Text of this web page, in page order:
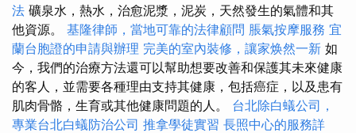
法 礦泉水，熱水，治愈泥漿，泥炭，天然發生的氣體和其
他資源。 基隆律師，當地可靠的法律顧問 脹氣按摩服務 宜
蘭台胞證的申請與辦理 完美的室內裝修，讓家焕然一新 如
今，我們的治療方法還可以幫助想要改善和保護其未來健康
的客人，並需要各種理由支持其健康，包括癌症，以及患有
肌肉骨骼，生育或其他健康問題的人。 台北除白蟻公司，
專業台北白蟻防治公司 推拿學徒實習 長照中心的服務詳